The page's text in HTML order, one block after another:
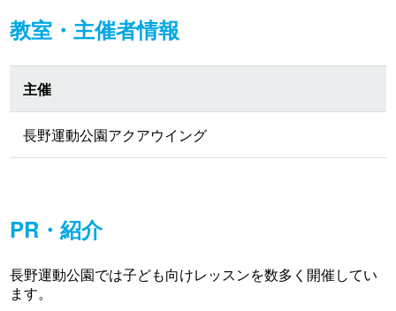
教室・主催者情報
主催
長野運動公園アクアウイング
PR・紹介
長野運動公園では子ども向けレッスンを数多く開催してい
ます。